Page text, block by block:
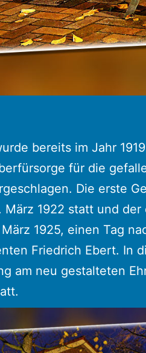
bereits im Jahr
für die
Die erste
März 1922 statt und der
1925, einen Tag
Friedrich Ebert. In
am neu gestalteten